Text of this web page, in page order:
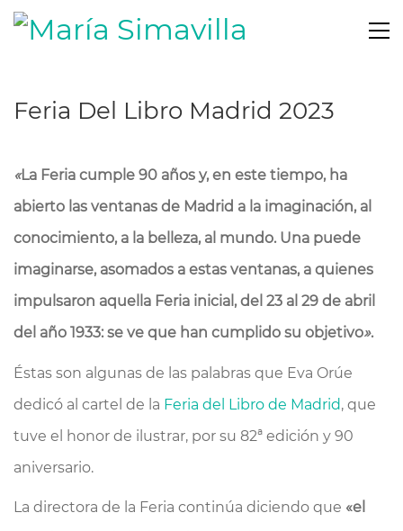
Feria Del Libro Madrid 2023
«La Feria cumple 90 años y, en este tiempo, ha
abierto las ventanas de Madrid a la imaginación, al
conocimiento, a la belleza, al mundo. Una puede
imaginarse, asomados a estas ventanas, a quienes
impulsaron aquella Feria inicial, del 23 al 29 de abril
del año 1933: se ve que han cumplido su objetivo».
Éstas son algunas de las palabras que Eva Orúe
dedicó al cartel de la Feria del Libro de Madrid, que
tuve el honor de ilustrar, por su 82ª edición y 90
aniversario.
La directora de la Feria continúa diciendo que «el